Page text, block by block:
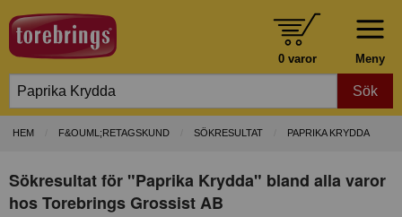
Meny
0 varor
Sök
HEM F&OUML;RETAGSKUND SÖKRESULTAT PAPRIKA KRYDDA
Sökresultat för "Paprika Krydda" bland alla varor
hos Torebrings Grossist AB